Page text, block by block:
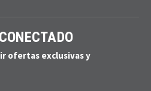
ofertas exclusivas y